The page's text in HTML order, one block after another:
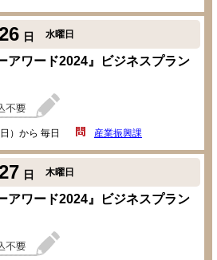
日 水曜日
アワード2024』ビジネスプラン
）から 毎日 産業振興課
日 木曜日
アワード2024』ビジネスプラン